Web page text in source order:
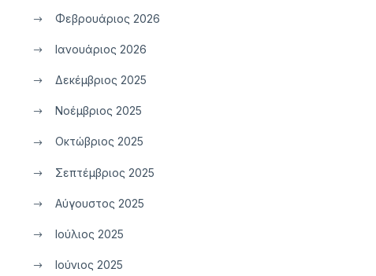
Φεβρουάριος 2026
Ιανουάριος 2026
Δεκέμβριος 2025
Νοέμβριος 2025
Οκτώβριος 2025
Σεπτέμβριος 2025
Αύγουστος 2025
Ιούλιος 2025
Ιούνιος 2025